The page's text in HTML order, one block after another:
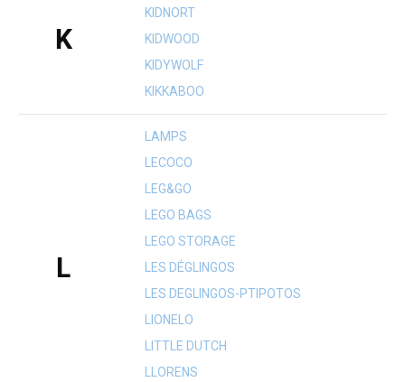
K
KIDNORT
KIDWOOD
KIDYWOLF
KIKKABOO
L
LAMPS
LECOCO
LEG&GO
LEGO BAGS
LEGO STORAGE
LES DÉGLINGOS
LES DEGLINGOS-PTIPOTOS
LIONELO
LITTLE DUTCH
LLORENS